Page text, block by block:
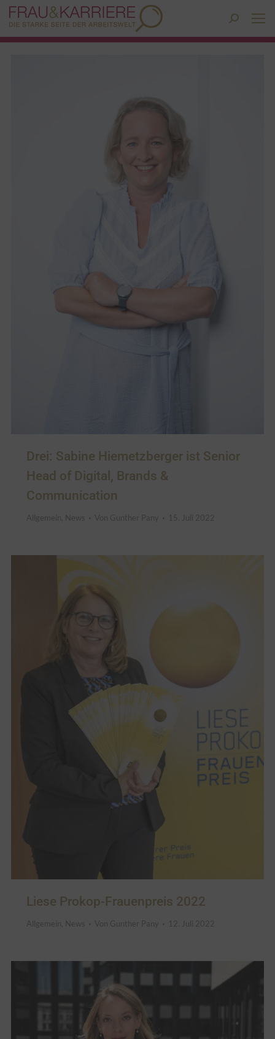
Search:
Drei: Sabine Hiemetzberger ist Senior
Head of Digital, Brands &
Communication
Allgemein News Von Gunther Pany 15. Juli 2022
Liese Prokop-Frauenpreis 2022
Allgemein News Von Gunther Pany 12. Juli 2022